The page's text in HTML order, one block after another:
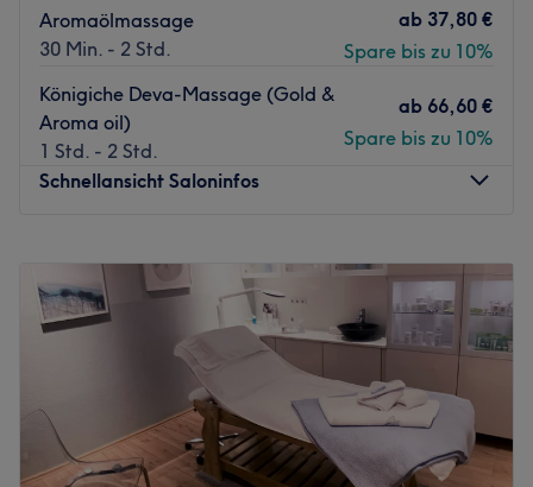
Aromaölmassage
30 Min. - 2 Std.
ab 37,80 €
Spare bis zu 10%
Königiche Deva-Massage (Gold &
Aroma oil)
1 Std. - 2 Std.
ab 66,60 €
Spare bis zu 10%
Schnellansicht Saloninfos
Dienstag
10:00
20:00
Mittwoch
10:00 –20:00
Donnerstag
10:00 – 20:00
20:00
10:00–20:00
10:00 – 20:00
Deva Massage Düsseldorf ist ein renommiertes